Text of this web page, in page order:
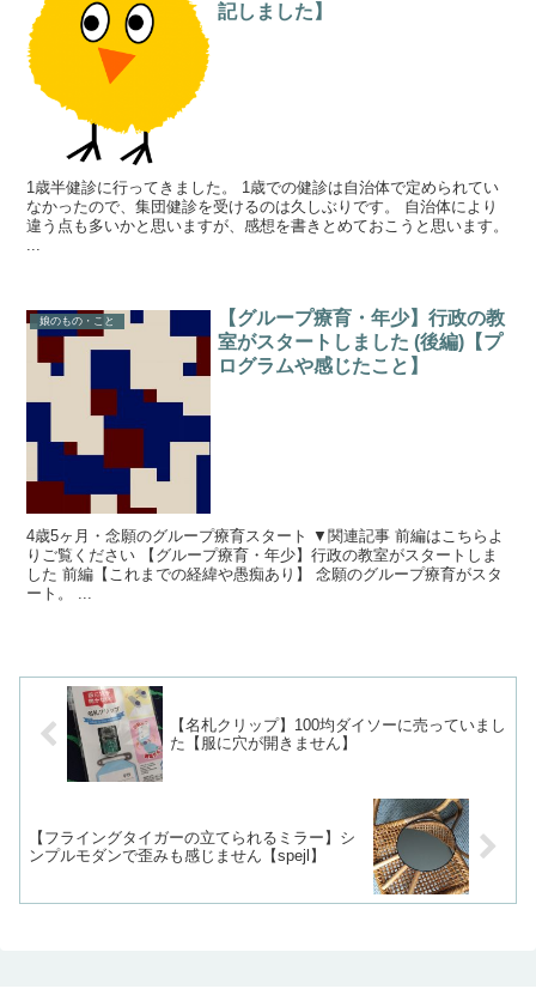
記しました】
1歳半健診に行ってきました。 1歳での健診は自治体で定められてい
なかったので、集団健診を受けるのは久しぶりです。 自治体により
違う点も多いかと思いますが、感想を書きとめておこうと思います。
...
娘のもの・こと
【グループ療育・年少】行政の教
室がスタートしました (後編)【プ
ログラムや感じたこと】
4歳5ヶ月・念願のグループ療育スタート ▼関連記事 前編はこちらよ
りご覧ください 【グループ療育・年少】行政の教室がスタートしま
した 前編【これまでの経緯や愚痴あり】 念願のグループ療育がスタ
ート。 ...
【名札クリップ】100均ダイソーに売っていまし
た【服に穴が開きません】
【フライングタイガーの立てられるミラー】シ
ンプルモダンで歪みも感じません【spejl】